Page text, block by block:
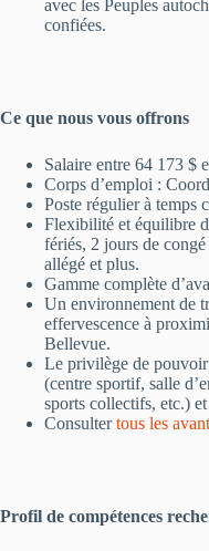
avec les Peuples
confiées.
Ce que nous vous offrons
Salaire entre 64 173 $
Corps d’emploi :
Poste régulier à temps
Flexibilité et équilibre
fériés, 2 jours de
allégé et plus.
Gamme complète
Un environnement de
effervescence à
Bellevue.
Le privilège de pouvoir
(centre sportif, salle
sports collectifs, etc.)
Consultertous les
Profil de compétences